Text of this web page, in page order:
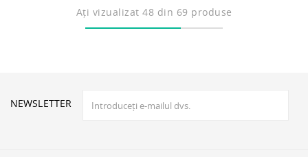
Ați vizualizat 48 din 69 produse
NEWSLETTER